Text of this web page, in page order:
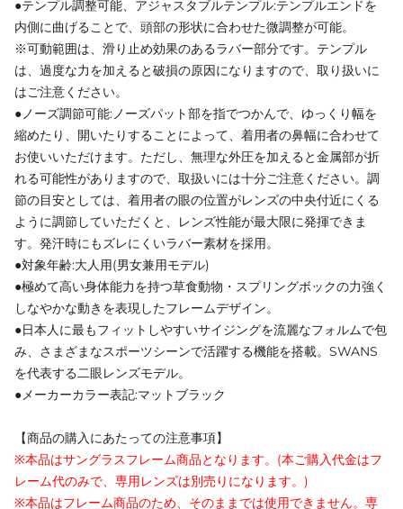
●テンプル調整可能、アジャスタブルテンプル:テンプルエンドを
内側に曲げることで、頭部の形状に合わせた微調整が可能。
※可動範囲は、滑り止め効果のあるラバー部分です。テンプル
は、過度な力を加えると破損の原因になりますので、取り扱いに
はご注意ください。
●ノーズ調節可能:ノーズパット部を指でつかんで、ゆっくり幅を
縮めたり、開いたりすることによって、着用者の鼻幅に合わせて
お使いいただけます。ただし、無理な外圧を加えると金属部が折
れる可能性がありますので、取扱いには十分ご注意ください。調
節の目安としては、着用者の眼の位置がレンズの中央付近にくる
ように調節していただくと、レンズ性能が最大限に発揮できま
す。発汗時にもズレにくいラバー素材を採用。
●対象年齢:大人用(男女兼用モデル)
●極めて高い身体能力を持つ草食動物・スプリングボックの力強く
しなやかな動きを表現したフレームデザイン。
●日本人に最もフィットしやすいサイジングを流麗なフォルムで包
み、さまざまなスポーツシーンで活躍する機能を搭載。SWANS
を代表する二眼レンズモデル。
●メーカーカラー表記:マットブラック
【商品の購入にあたっての注意事項】
※本品はサングラスフレーム商品となります。(本ご購入代金はフ
レーム代のみで、専用レンズは別売りになります。)
※本品はフレーム商品のため、そのままでは使用できません。専